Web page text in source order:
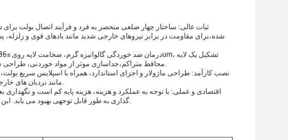
ثبات عالی: ساختار چهار ضلعی منحصر به فرد و فرآیند اتصال بولت
شده،برای مقاومت در برابر نیروهای خارجی شدید مانند بادهای قوی و
نصب کارآمد: طراحی ماژولار و اجزای استاندارد، همراه با اسپلایس سریع
اقتصادی و عملی: با توجه به عملکرد و هزینه، هزینه پایه کم است و